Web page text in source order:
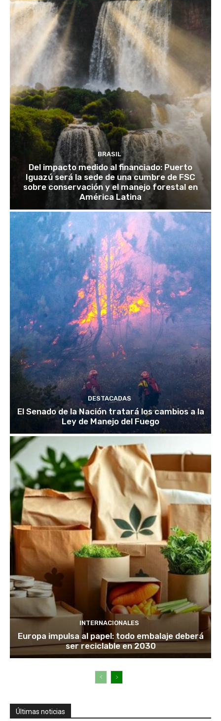
BRASIL
Del impacto medido al financiado: Puerto
Iguazú será la sede de una cumbre de FSC
sobre conservación y el manejo forestal en
América Latina
DESTACADAS
El Senado de la Nación tratará los cambios a la
Ley de Manejo del Fuego
INTERNACIONALES
Europa impulsa al papel: todo embalaje deberá
ser reciclable en 2030
Últimas noticias